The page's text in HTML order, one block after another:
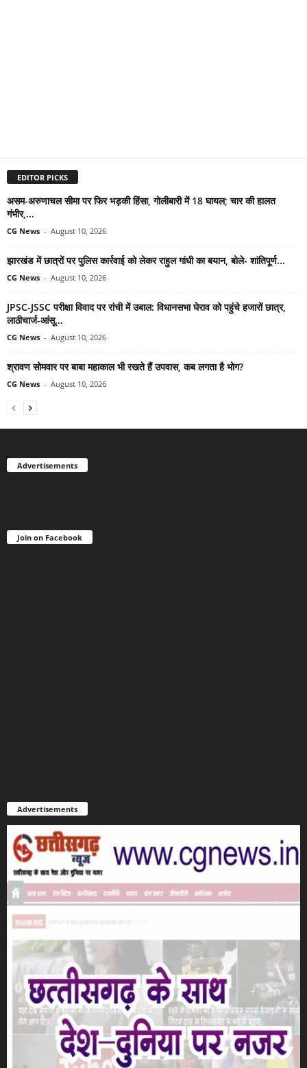
EDITOR PICKS
असम-अरुणाचल सीमा पर फिर भड़की हिंसा, गोलीबारी में 18 घायल; चार की हालत
गंभीर,...
CG News - August 10, 2026
झारखंड में छात्रों पर पुलिस कार्रवाई को लेकर राहुल गांधी का बयान, बोले- शांतिपूर्ण...
CG News - August 10, 2026
JPSC-JSSC परीक्षा विवाद पर रांची में उबाल: विधानसभा घेराव को पहुंचे हजारों छात्र,
लाठीचार्ज-आंसू...
CG News - August 10, 2026
श्रावण सोमवार पर बाबा महाकाल भी रखते हैं उपवास, कब लगता है भोग?
CG News - August 10, 2026
Advertisements
Join on Facebook
Advertisements